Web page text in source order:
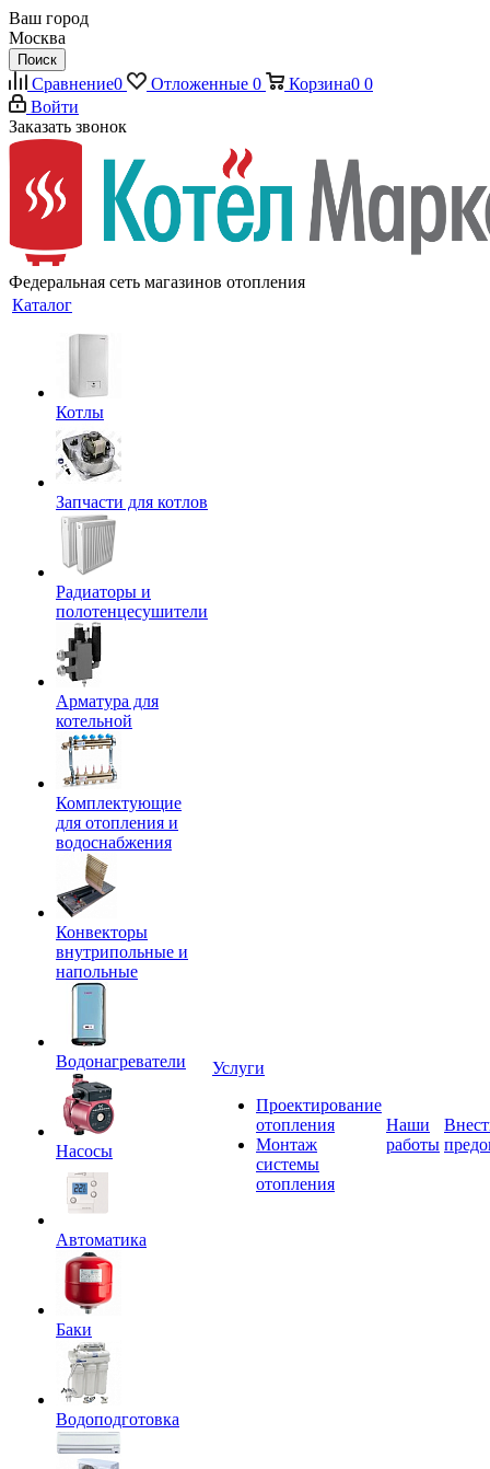
Ваш город
Москва
Поиск
Сравнение0 Отложенные 0 Корзина0 0
Войти
Заказать звонок
Федеральная сеть магазинов отопления
Каталог
Котлы
Запчасти для котлов
Радиаторы и
полотенцесушители
Арматура для
котельной
Комплектующие
для отопления и
водоснабжения
Конвекторы
внутрипольные и
напольные
Водонагреватели
Насосы
Автоматика
Баки
Водоподготовка
Услуги
Проектирование
отопления
Монтаж
системы
отопления
Наши
работы